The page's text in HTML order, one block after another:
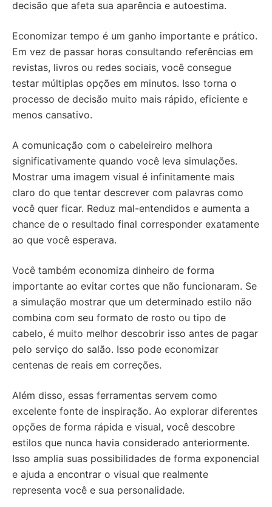
decisão que afeta sua aparência e autoestima.
Economizar tempo é um ganho importante e prático.
Em vez de passar horas consultando referências em
revistas, livros ou redes sociais, você consegue
testar múltiplas opções em minutos. Isso torna o
processo de decisão muito mais rápido, eficiente e
menos cansativo.
A comunicação com o cabeleireiro melhora
significativamente quando você leva simulações.
Mostrar uma imagem visual é infinitamente mais
claro do que tentar descrever com palavras como
você quer ficar. Reduz mal-entendidos e aumenta a
chance de o resultado final corresponder exatamente
ao que você esperava.
Você também economiza dinheiro de forma
importante ao evitar cortes que não funcionaram. Se
a simulação mostrar que um determinado estilo não
combina com seu formato de rosto ou tipo de
cabelo, é muito melhor descobrir isso antes de pagar
pelo serviço do salão. Isso pode economizar
centenas de reais em correções.
Além disso, essas ferramentas servem como
excelente fonte de inspiração. Ao explorar diferentes
opções de forma rápida e visual, você descobre
estilos que nunca havia considerado anteriormente.
Isso amplia suas possibilidades de forma exponencial
e ajuda a encontrar o visual que realmente
representa você e sua personalidade.